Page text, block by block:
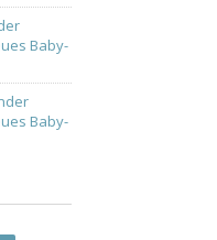
Baby-
Baby-